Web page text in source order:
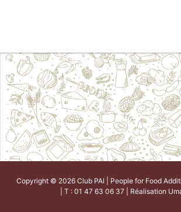
Copyright © 2026 Club PAI | People for Food
| T : 01 47 63 06 37 | Réalisation